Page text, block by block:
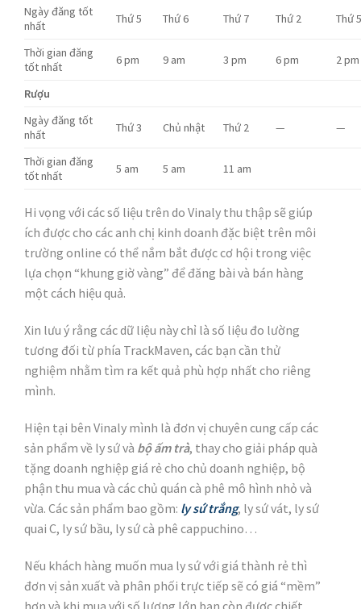
Ngày đăng tốt
nhất
Thứ 5 Thứ 6 Thứ 7 Thứ 2 Thứ
Thời gian đăng
tốt nhất
6 pm 9 am 3 pm 6 pm 2 pm
Rượu
Ngày đăng tốt
nhất
Thứ 3 Chủ nhật Thứ 2 — —
Thời gian đăng
tốt nhất
5 am 5 am 11 am
Hi vọng với các số liệu trên do Vinaly thu thập sẽ giúp
ích được cho các anh chị kinh doanh đặc biệt trên môi
trường online có thể nắm bắt được cơ hội trong việc
lựa chọn “khung giờ vàng” để đăng bài và bán hàng
một cách hiệu quả.
Xin lưu ý rằng các dữ liệu này chỉ là số liệu đo lường
tương đối từ phía TrackMaven, các bạn cần thử
nghiệm nhằm tìm ra kết quả phù hợp nhất cho riêng
mình.
Hiện tại bên Vinaly mình là đơn vị chuyên cung cấp các
sản phẩm về ly sứ và bộ ấm trà, thay cho giải pháp quà
tặng doanh nghiệp giá rẻ cho chủ doanh nghiệp, bộ
phận thu mua và các chủ quán cà phê mô hình nhỏ và
vừa. Các sản phẩm bao gồm: ly sứtrắng, ly sứ vát, ly sứ
quai C, ly sứ bầu, ly sứ cà phê cappuchino…
Nếu khách hàng muốn mua ly sứ với giá thành rẻ thì
đơn vị sản xuất và phân phối trực tiếp sẽ có giá “mềm”
hơn và khi mua với số lượng lớn bạn còn được chiết